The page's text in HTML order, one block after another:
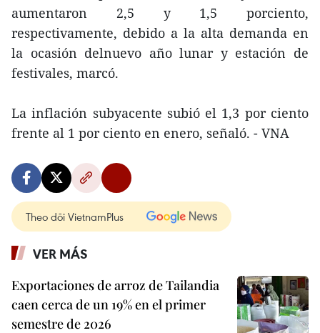
aumentaron 2,5 y 1,5 porciento,
respectivamente, debido a la alta demanda en
la ocasión delnuevo año lunar y estación de
festivales, marcó.
La inflación subyacente subió el 1,3 por ciento
frente al 1 por ciento en enero, señaló. - VNA
Theo dõi VietnamPlus
VER MÁS
Exportaciones de arroz de Tailandia
caen cerca de un 19% en el primer
semestre de 2026